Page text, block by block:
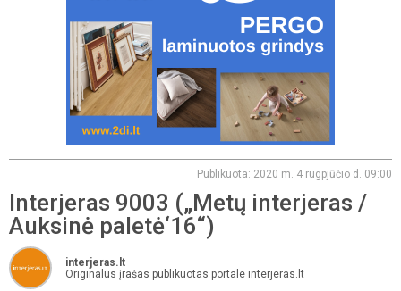
Publikuota: 2020 m. 4 rugpjūčio d. 09:00
Interjeras 9003 („Metų interjeras /
Auksinė paletė‘16“)
interjeras.lt
Originalus įrašas publikuotas portale interjeras.lt